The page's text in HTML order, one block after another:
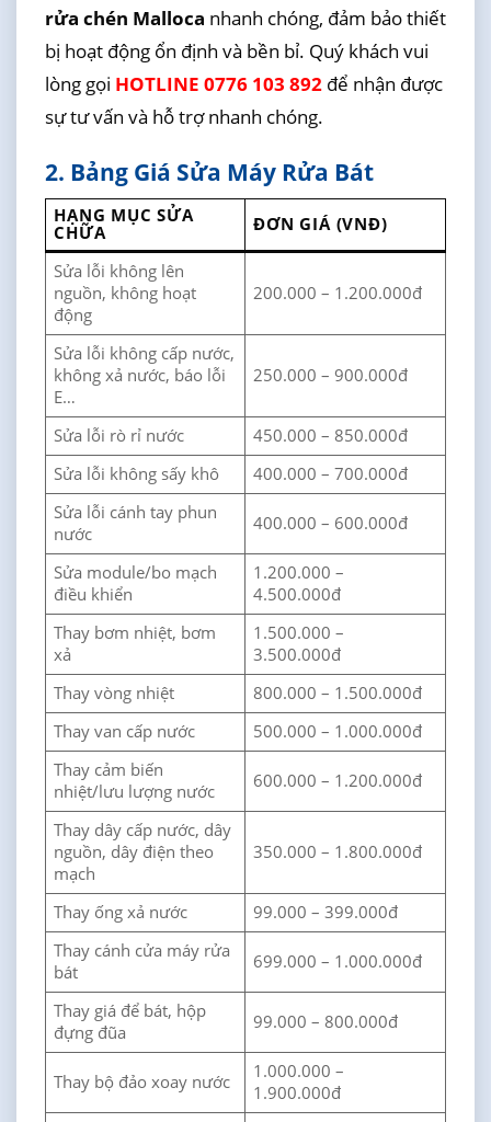
rửa chén Malloca nhanh chóng, đảm bảo thiết
bị hoạt động ổn định và bền bỉ. Quý khách vui
lòng gọi HOTLINE 0776 103 892để nhận được
sự tư vấn và hỗ trợ nhanh chóng.
2. Bảng Giá Sửa Máy Rửa Bát
HẠNG MỤC SỬA
CHỮA ĐƠN GIÁ (VNĐ)
Sửa lỗi không lên
nguồn, không hoạt
động
200.000 – 1.200.000đ
Sửa lỗi không cấp nước,
không xả nước, báo lỗi
E…
250.000 – 900.000đ
Sửa lỗi rò rỉ nước
450.000 – 850.000đ
Sửa lỗi không sấy khô
400.000 – 700.000đ
Sửa lỗi cánh tay phun
nước
400.000 – 600.000đ
Sửa module/bo mạch
điều khiển
1.200.000 –
4.500.000đ
Thay bơm nhiệt, bơm
xả
1.500.000 –
3.500.000đ
Thay vòng nhiệt
800.000 – 1.500.000đ
Thay van cấp nước
500.000 – 1.000.000đ
Thay cảm biến
nhiệt/lưu lượng nước
600.000 – 1.200.000đ
Thay dây cấp nước, dây
nguồn, dây điện theo
mạch
350.000 – 1.800.000đ
Thay ống xả nước
99.000 – 399.000đ
Thay cánh cửa máy rửa
bát
699.000 – 1.000.000đ
Thay giá để bát, hộp
đựng đũa
99.000 – 800.000đ
Thay bộ đảo xoay nước
1.000.000 –
1.900.000đ